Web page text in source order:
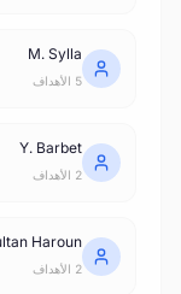
M. Sylla
5 الأهداف
Y. Barbet
2 الأهداف
Haroun
2 الأهداف